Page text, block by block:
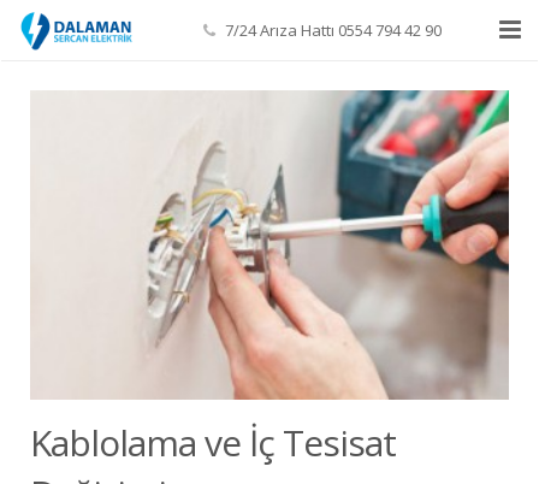
7/24 Arıza Hattı 0554 794 42 90
Anasayfa
Kablolama ve İç Tesisat